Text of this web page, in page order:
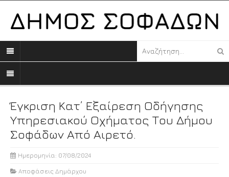
Έγκριση Κατ’ Εξαίρεση Οδήγησης
Υπηρεσιακού Οχήματος Του Δήμου
Σοφάδων Από Αιρετό.
Ημερομηνία: 07/08/2024
Αποφάσεις Δημάρχου